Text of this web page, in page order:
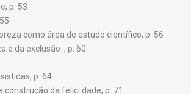
p. 53
como área de estudo científico, p. 56
e da exclusão ., p. 60
p. 64
da felici dade, p. 71